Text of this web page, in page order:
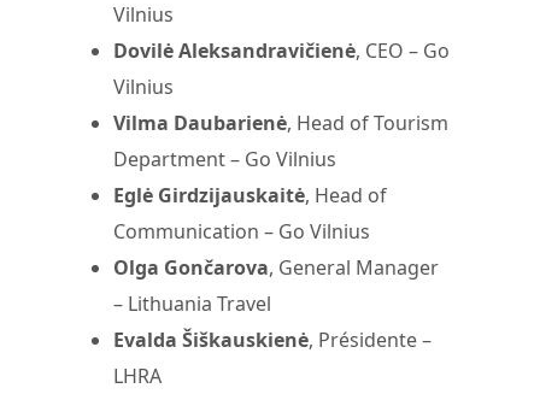
Vilnius
Dovilė Aleksandravičienė, CEO – Go
Vilnius
Vilma Daubarienė, Head of Tourism
Department – Go Vilnius
Eglė Girdzijauskaitė, Head of
Communication – Go Vilnius
Olga Gončarova, General Manager
– Lithuania Travel
Evalda Šiškauskienė, Présidente –
LHRA